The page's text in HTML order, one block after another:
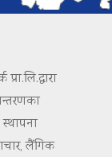
लैंगिक